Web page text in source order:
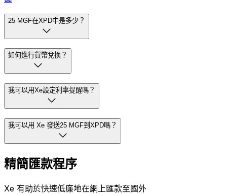
25 MGF在XPD中是多少？
如何進行貨幣兌換？
我可以用Xe設定利率提醒嗎？
我可以用 Xe 發送25 MGF到XPD嗎？
精簡匯款程序
Xe 有助於快速低廉地在網上匯款至國外